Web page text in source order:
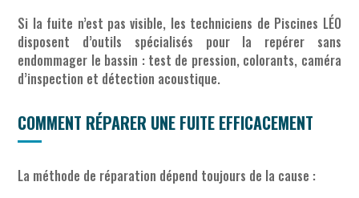
Si la fuite n’est pas visible, les techniciens de Piscines LÉO
disposent d’outils spécialisés pour la repérer sans
endommager le bassin : test de pression, colorants, caméra
d’inspection et détection acoustique.
COMMENT RÉPARER UNE FUITE EFFICACEMENT
La méthode de réparation dépend toujours de la cause :